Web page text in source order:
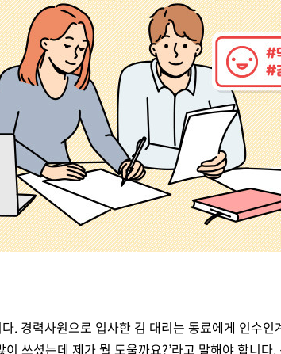
. 경력사원으로 입사한 김 대리는 동료에게 인수
쓰셨는데 제가 뭘 도울까요?’라고 말해야 합니